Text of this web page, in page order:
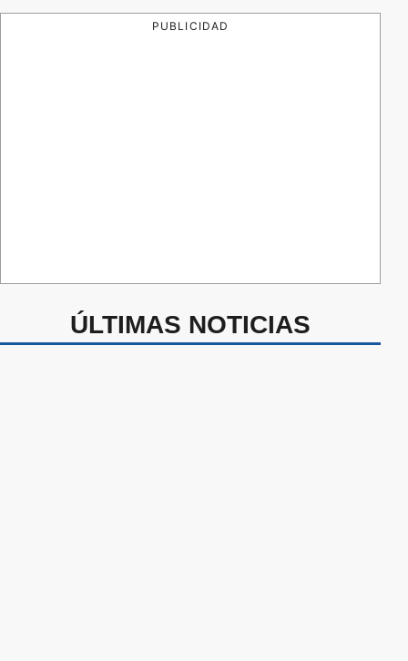
PUBLICIDAD
ÚLTIMAS NOTICIAS